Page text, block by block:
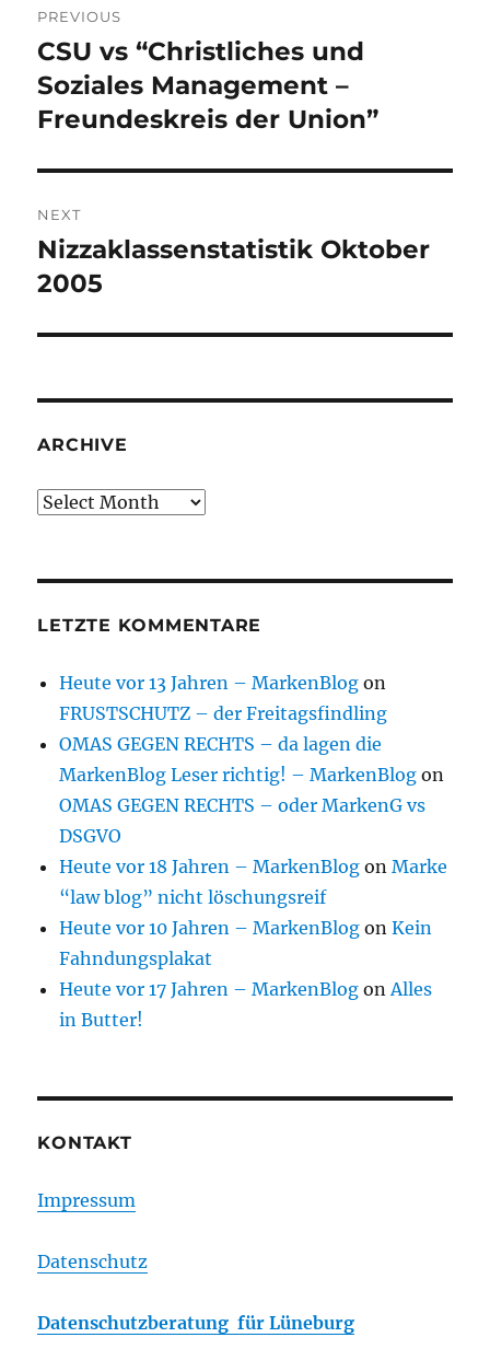
navigation
PREVIOUS
Previous
post:
CSU vs “Christliches und
Soziales Management –
Freundeskreis der Union”
NEXT
Next
post:
Nizzaklassenstatistik Oktober
2005
ARCHIVE
Archive
LETZTE KOMMENTARE
Heute vor 13 Jahren – MarkenBlog on
FRUSTSCHUTZ – der Freitagsfindling
OMAS GEGEN RECHTS – da lagen die
MarkenBlog Leser richtig! – MarkenBlog on
OMAS GEGEN RECHTS – oder MarkenG vs
DSGVO
Heute vor 18 Jahren – MarkenBlog onMarke
“law blog” nicht löschungsreif
Heute vor 10 Jahren – MarkenBlog onKein
Fahndungsplakat
Heute vor 17 Jahren – MarkenBlog onAlles
in Butter!
KONTAKT
Impressum
Datenschutz
Datenschutzberatung für Lüneburg